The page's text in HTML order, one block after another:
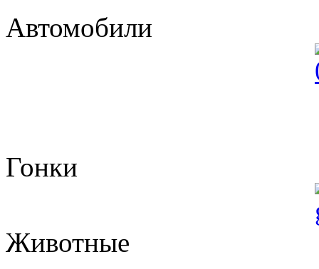
Автомобили
Гонки
Животные